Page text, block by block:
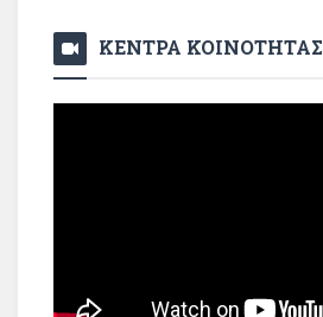
ΚΕΝΤΡΑ ΚΟΙΝΟΤΗΤΑΣ